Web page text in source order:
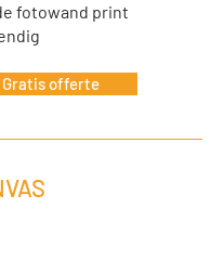
fotowand print
Gratis offerte